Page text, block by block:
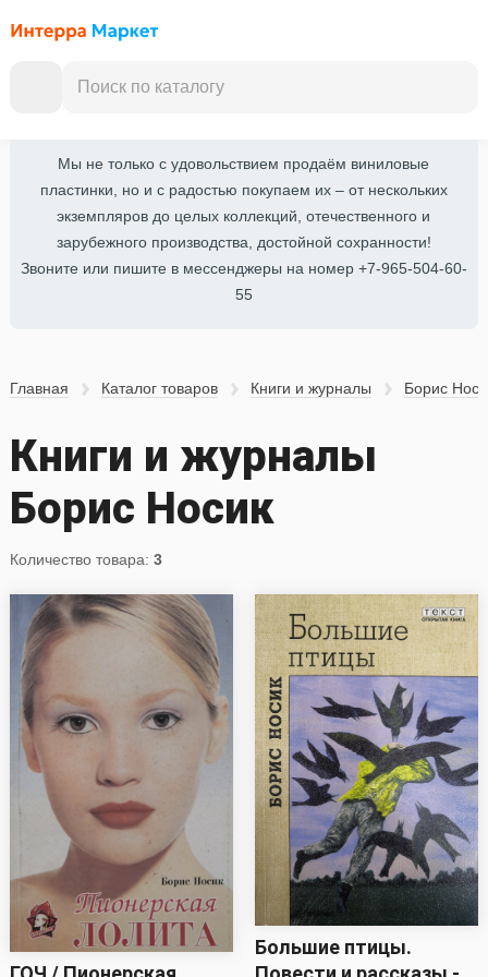
Мы не только с удовольствием продаём виниловые
пластинки, но и с радостью покупаем их – от нескольких
экземпляров до целых коллекций, отечественного и
зарубежного производства, достойной сохранности!
Звоните или пишите в мессенджеры на номер +7-965-504-60-
55
Главная Каталог товаров Книги и журналы Борис
Книги и журналы
Борис Носик
Количество товара: 3
Большие птицы.